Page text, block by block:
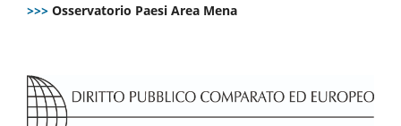
>>> Osservatorio Paesi Area Mena